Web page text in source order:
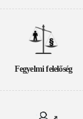
Fegyelmi felelőség